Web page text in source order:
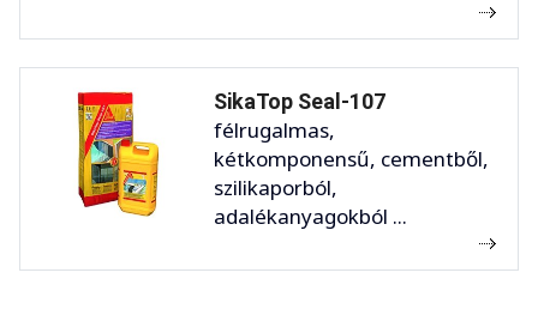
SikaTop Seal-107
félrugalmas,
kétkomponensű, cementből,
szilikaporból,
adalékanyagokból ...